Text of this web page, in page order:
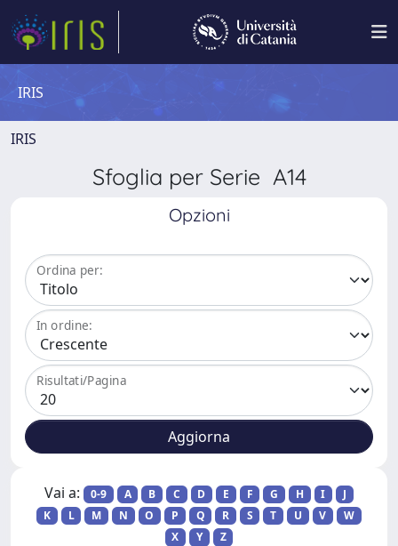
IRIS
IRIS
Sfoglia per Serie A14
Opzioni
Ordina per:
In ordine:
Risultati/Pagina
Vai a: 0-9 A B C D E F G H I
J
K
L M N O P Q R S T U V
W
X
Y Z